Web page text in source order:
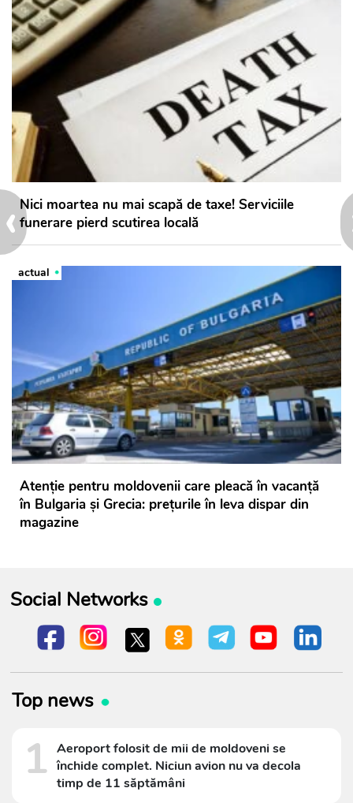
‹ Nici moartea nu mai scapă de taxe! Serviciile
funerare pierd scutirea locală
actual
Atenție pentru moldovenii care pleacă în vacanță
în Bulgaria și Grecia: prețurile în leva dispar din
magazine
Social Networks
Top news
1 Aeroport folosit de mii de moldoveni se
închide complet. Niciun avion nu va decola
timp de 11 săptămâni